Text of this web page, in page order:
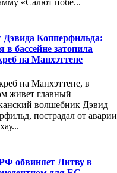
«Салют побе...
Дэвида Копперфильда:
в бассейне затопила
на Манхэттене
на Манхэттене, в
живет главный
волшебник Дэвид
пострадал от аварии
обвиняет Литву в